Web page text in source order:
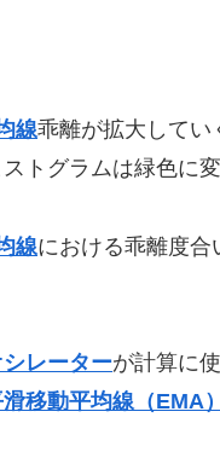
線乖離が拡大してい
トグラムは緑色に変
線における乖離度合
レーターが計算に
移動平均線（EMA）